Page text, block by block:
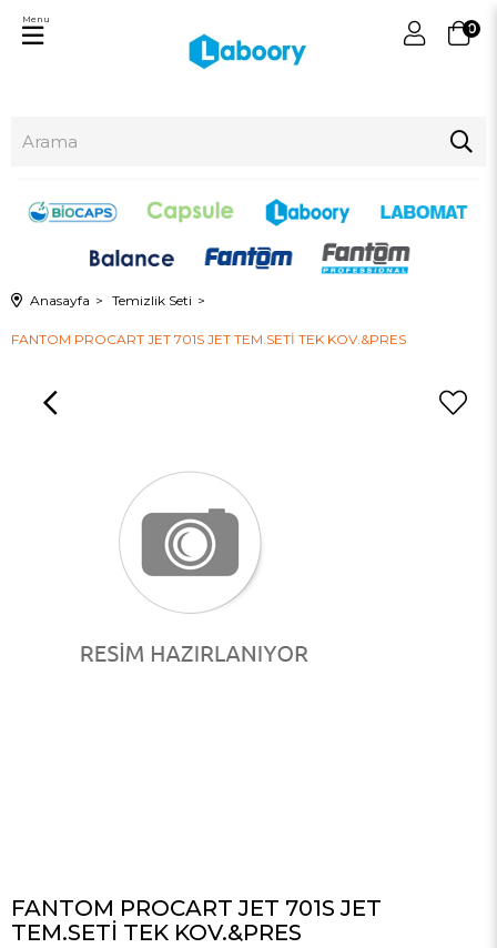
0
Menu
Anasayfa Temizlik Seti
FANTOM PROCART JET 701S JET TEM.SETİ TEK KOV.&PRES
FANTOM PROCART JET 701S JET
TEM.SETİ TEK KOV.&PRES